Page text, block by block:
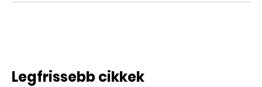
Legfrissebb cikkek